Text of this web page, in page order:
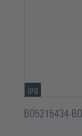
jpg
BO5215434-